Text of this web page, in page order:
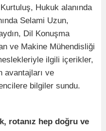
Hukuk alanında
Selami Uzun,
Dil Konuşma
ve Makine Mühendisliği
ilgili içerikler,
avantajları ve
bilgiler sundu.
rotanız hep doğru ve